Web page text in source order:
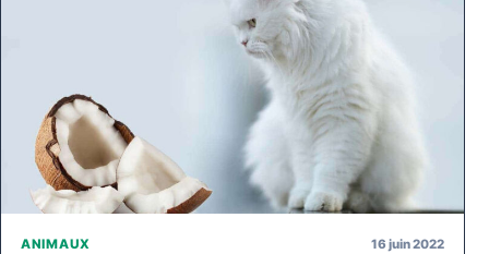
ANIMAUX 16 juin 2022